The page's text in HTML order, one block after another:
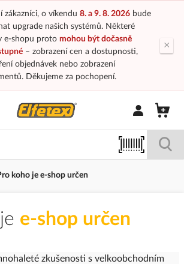
zákazníci, o víkendu 8. a 9. 8. 2026bude
upgrade našich systémů. Některé
e-shopu proto mohou být dočasně
– zobrazení cen a dostupnosti,
objednávek nebo zobrazení
Děkujeme za pochopení.
×
Přihlásit/
koho je e-shop určen
e-shop určen
zkušenosti s velkoobchodním